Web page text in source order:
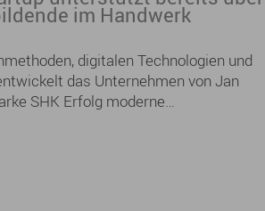
im Handwerk
digitalen Technologien und
das Unternehmen von Jan
SHK Erfolg moderne
für das Sanitär-, Heizungs- und
über 12.000 Auszubildende aus ganz
auf ihrem Weg zur Prüfung unterstützt.